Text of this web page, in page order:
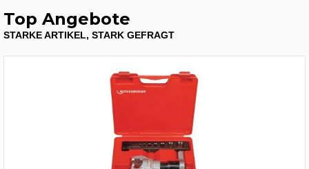
Top Angebote
STARKE ARTIKEL, STARK GEFRAGT